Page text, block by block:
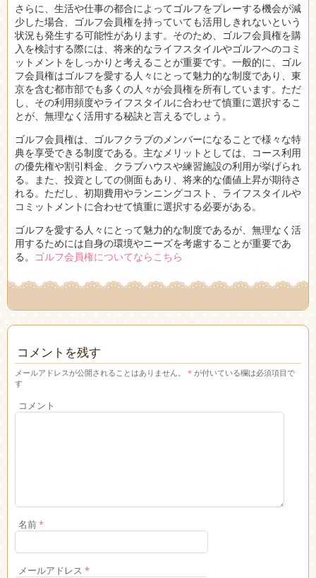
さらに、生活や仕事の都合によってゴルフをプレーする機会が減
少した場合、ゴルフ会員権を持っていても活用しきれないという
状況も発生する可能性があります。そのため、ゴルフ会員権を購
入を検討する際には、将来的なライフスタイルやゴルフへのコミ
ットメントをしっかりと考えることが重要です。一般的に、ゴル
フ会員権はゴルフを愛する人々にとって魅力的な制度であり、東
京を含む都市部でも多くの人々が会員権を所有しています。ただ
し、その利用頻度やライフスタイルに合わせて慎重に選択するこ
とが、無理なく活用する秘訣と言えるでしょう。
ゴルフ会員権は、ゴルフクラブのメンバーになることで様々な特
典を享受できる制度である。主なメリットとしては、コース利用
の優先権や割引料金、クラブハウスや練習施設の利用が挙げられ
る。また、投資としての側面もあり、将来的な価値上昇が期待さ
れる。ただし、初期費用やランニングコスト、ライフスタイルや
コミットメントに合わせて慎重に選択する必要がある。
ゴルフを愛する人々にとって魅力的な制度であるが、無理なく活
用するためには自身の環境やニーズを考慮することが重要であ
る。 ゴルフ会員権についてならこちら
コメントを残す
メールアドレスが公開されることはありません。 * が付いている欄は必須項目で
す
コメント
名前*
メールアドレス *